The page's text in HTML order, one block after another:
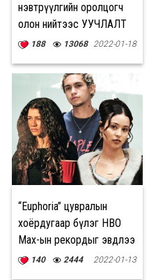
нэвтрүүлгийн оролцогч
олон нийтээс УУЧЛАЛТ
хүслээ
188 13068 2022-01-18
“Euphoria” цувралын
хоёрдугаар бүлэг HBO
Max-ын рекордыг эвдлээ
140 2444 2022-01-13